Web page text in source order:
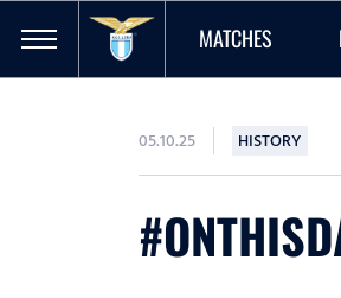
MATCHES
05.10.25 HISTORY